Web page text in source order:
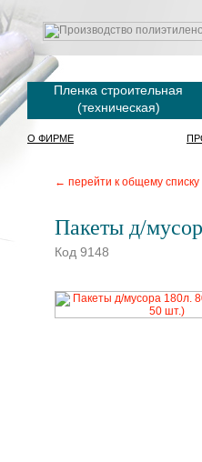
Пленка строительная
(техническая)
О ФИРМЕ
← перейти к общему списку
Пакеты д/
Код 9148